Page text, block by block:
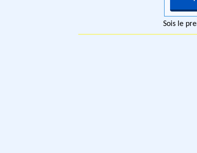
Sois le